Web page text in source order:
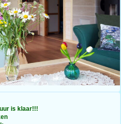
is klaar!!!